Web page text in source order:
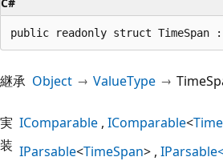
public readonly struct TimeSpan :
継承 Object ValueType
実
装
IComparable IComparable<
IParsable<TimeSpan>